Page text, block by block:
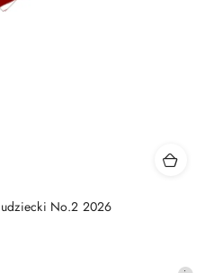
No.2 2026